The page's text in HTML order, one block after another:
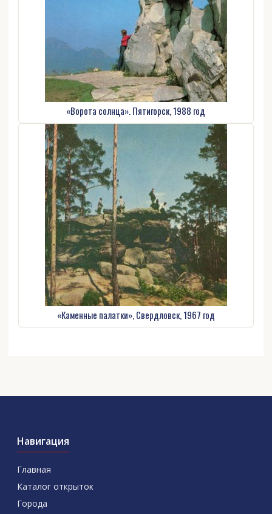
«Ворота солнца». Пятигорск, 1988 год
«Каменные палатки», Свердловск, 1967 год
Навигация
Главная
Каталог открыток
Города